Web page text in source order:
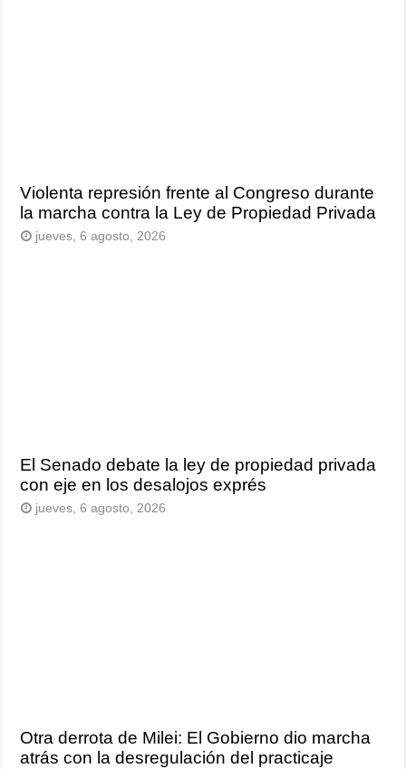
Violenta represión frente al Congreso durante
la marcha contra la Ley de Propiedad Privada
jueves, 6 agosto, 2026
El Senado debate la ley de propiedad privada
con eje en los desalojos exprés
jueves, 6 agosto, 2026
Otra derrota de Milei: El Gobierno dio marcha
atrás con la desregulación del practicaje